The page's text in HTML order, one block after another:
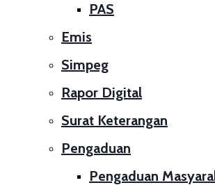
PAS
Emis
Simpeg
Rapor Digital
Surat Keterangan
Pengaduan
Pengaduan